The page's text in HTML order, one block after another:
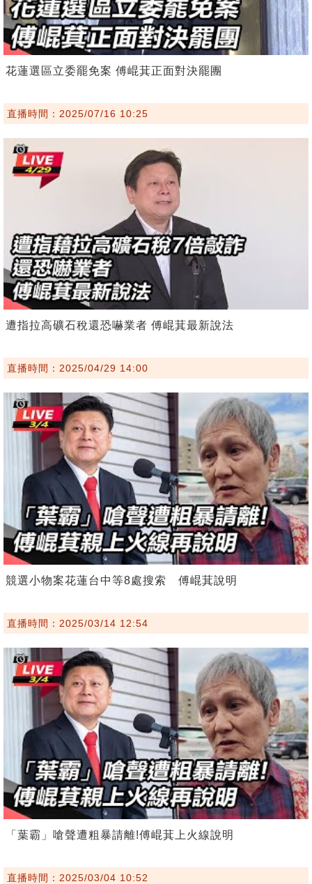
花蓮選區立委罷免案 傅崐萁正面對決罷團
直播時間：2025/07/16 10:25
遭指拉高礦石稅還恐嚇業者 傅崐萁最新說法
直播時間：2025/04/29 14:00
競選小物案花蓮台中等8處搜索 傅崐萁說明
直播時間：2025/03/14 12:54
「葉霸」嗆聲遭粗暴請離!傅崐萁上火線說明
直播時間：2025/03/04 10:52